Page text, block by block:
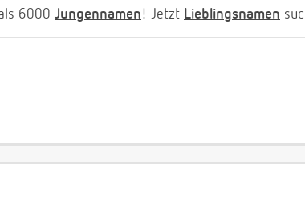
6000 Jungennamen! Jetzt Lieblingsnamen